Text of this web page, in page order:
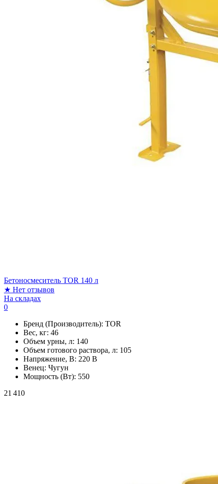
Бетоносмеситель TOR 140 л
★ Нет отзывов
На складах
0
Бренд (Производитель): TOR
Вес, кг: 46
Объем урны, л: 140
Объем готового раствора, л: 105
Напряжение, В: 220 В
Венец: Чугун
Мощность (Вт): 550
21 410